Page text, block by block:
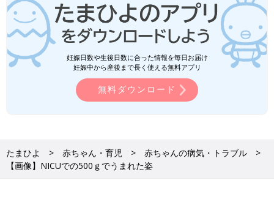
妊娠日数や生後日数に合った情報を毎日お届け
妊娠中から産後まで長く使える無料アプリ
無料ダウンロード
たまひよ 赤ちゃん・育児
赤ちゃんの病気・トラブル
【画像】NICUでの500ｇでうまれた姿